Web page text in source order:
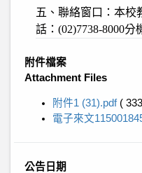
五、聯絡窗口：本校
話： (02)7738-8000分
附件檔案
Attachment Files
附件1 (31).pdf (
電子來文
公告日期